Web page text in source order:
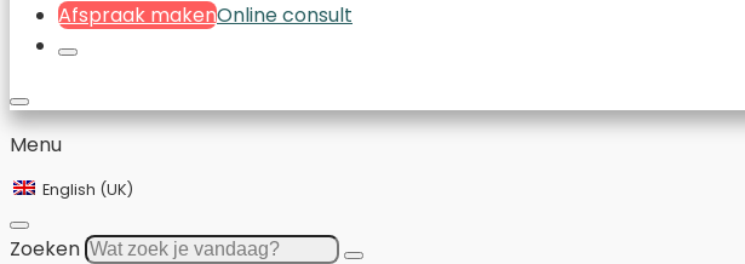
Afspraak makenOnline consult
Menu
English (UK)
Zoeken